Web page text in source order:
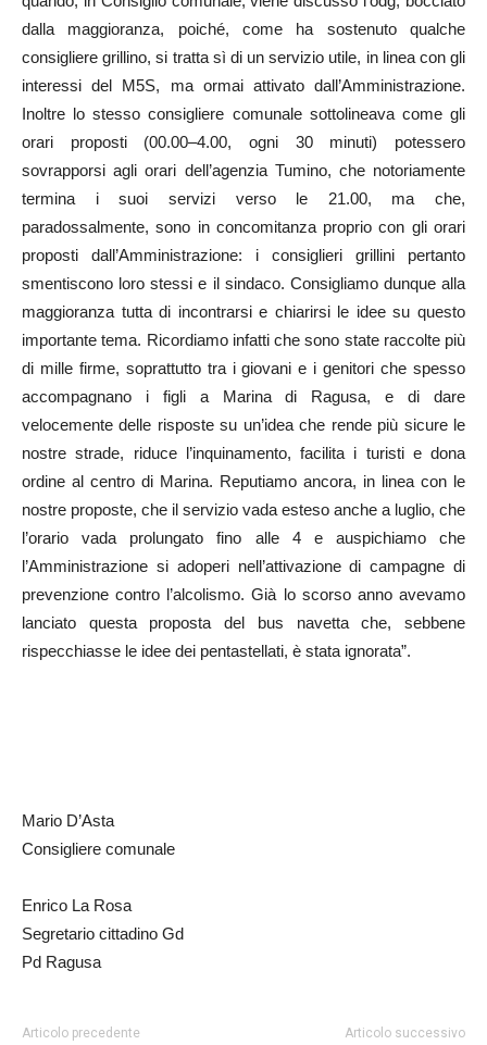
dalla maggioranza, poiché, come ha sostenuto qualche
consigliere grillino, si tratta sì di un servizio utile, in linea con gli
interessi del M5S, ma ormai attivato dall’Amministrazione.
Inoltre lo stesso consigliere comunale sottolineava come gli
orari proposti (00.00–4.00, ogni 30 minuti) potessero
sovrapporsi agli orari dell’agenzia Tumino, che notoriamente
termina i suoi servizi verso le 21.00, ma che,
paradossalmente, sono in concomitanza proprio con gli orari
proposti dall’Amministrazione: i consiglieri grillini pertanto
smentiscono loro stessi e il sindaco. Consigliamo dunque alla
maggioranza tutta di incontrarsi e chiarirsi le idee su questo
importante tema. Ricordiamo infatti che sono state raccolte più
di mille firme, soprattutto tra i giovani e i genitori che spesso
accompagnano i figli a Marina di Ragusa, e di dare
velocemente delle risposte su un’idea che rende più sicure le
nostre strade, riduce l’inquinamento, facilita i turisti e dona
ordine al centro di Marina. Reputiamo ancora, in linea con le
nostre proposte, che il servizio vada esteso anche a luglio, che
l’orario vada prolungato fino alle 4 e auspichiamo che
l’Amministrazione si adoperi nell’attivazione di campagne di
prevenzione contro l’alcolismo. Già lo scorso anno avevamo
lanciato questa proposta del bus navetta che, sebbene
rispecchiasse le idee dei pentastellati, è stata ignorata”.
Mario D’Asta
Consigliere comunale
Enrico La Rosa
Segretario cittadino Gd
Pd Ragusa
Articolo precedente Articolo successivo